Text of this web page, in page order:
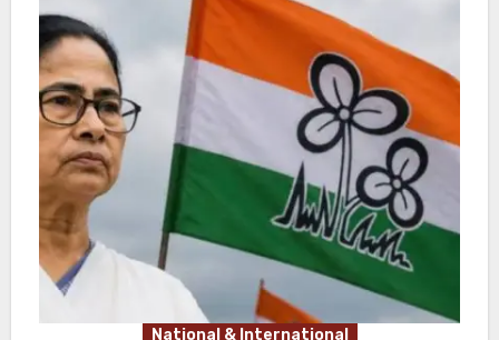
National & International